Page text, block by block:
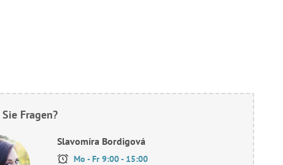
Fragen?
Slavomíra Bordigová
Mo - Fr 9:00 - 15:00